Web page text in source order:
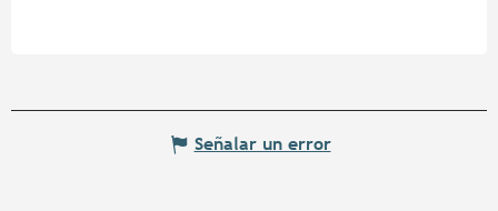
Señalar un error